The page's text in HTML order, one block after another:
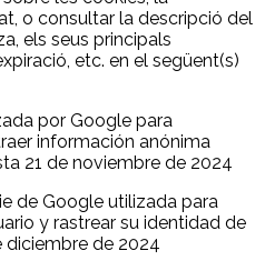
o consultar la descripció del
els seus principals
etc. en el següent(s)
por Google para
información anónima
21 de noviembre de 2024
Google utilizada para
y rastrear su identidad de
de 2024